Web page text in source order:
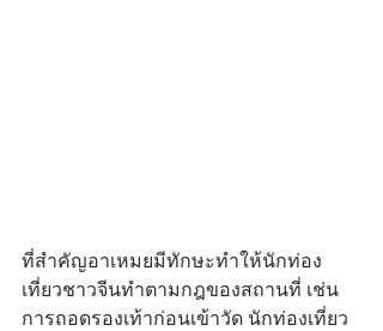
ที่สำคัญอาเหมยมีทักษะทำให้นักท่อง
เที่ยวชาวจีนทำตามกฎของสถานที่ เช่น
การถอดรองเท้าก่อนเข้าวัด นักท่องเที่ยว